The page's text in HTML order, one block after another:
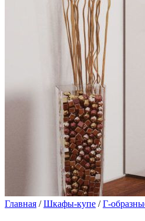
Главная /Шкафы-купе /Г-